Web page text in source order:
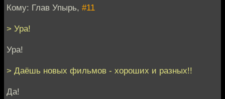
Кому: Глав Упырь, #11
> Ура!
Ура!
> Даёшь новых фильмов - хороших и разных!!
Да!